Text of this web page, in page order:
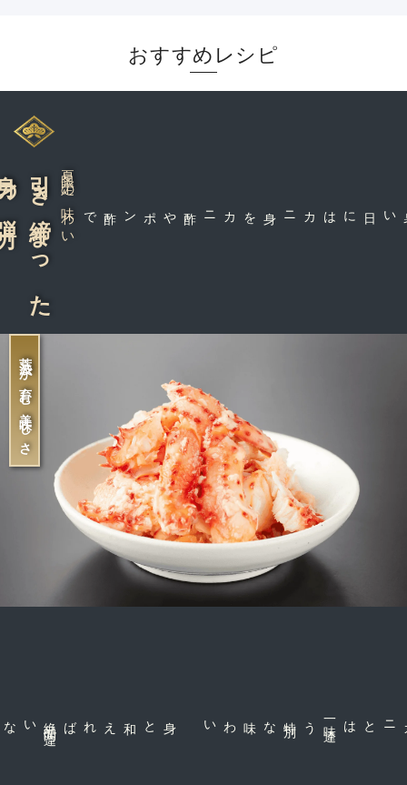
おすすめレシピ
荒波が育む美味しさ
引き締まった
力 夏限定の味わい 暑い日にはカニ身を
カニ酢やポン酢で
ズワイや毛ガニとは
一
味
違
う特
別
な味わい